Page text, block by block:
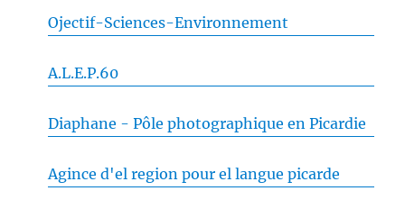
Ojectif-Sciences-Environnement
A.L.E.P.60
Diaphane - Pôle photographique en Picardie
Agince d'el region pour el langue picarde